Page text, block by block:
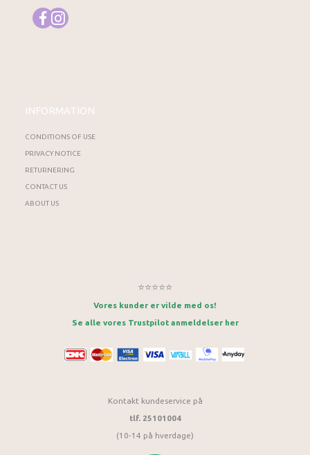
INFORMATION
CONDITIONS OF USE
PRIVACY NOTICE
RETURNERING
CONTACT US
ABOUT US
⭐⭐⭐⭐⭐
Vores kunder er vilde med os!
Se alle vores Trustpilot anmeldelser her
Kontakt kundeservice på
tlf. 25101004
(10-14 på hverdage)